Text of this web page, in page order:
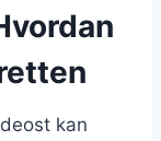
kan